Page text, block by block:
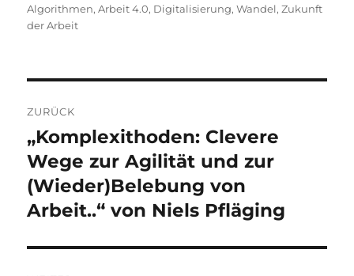
am
Algorithmen,Arbeit 4.0, Digitalisierung,Wandel,Zukunft
der Arbeit
ZURÜCK
Vorheriger
Beitrag:
„Komplexithoden: Clevere
Wege zur Agilität und zur
(Wieder)Belebung von
Arbeit..“ von Niels Pfläging